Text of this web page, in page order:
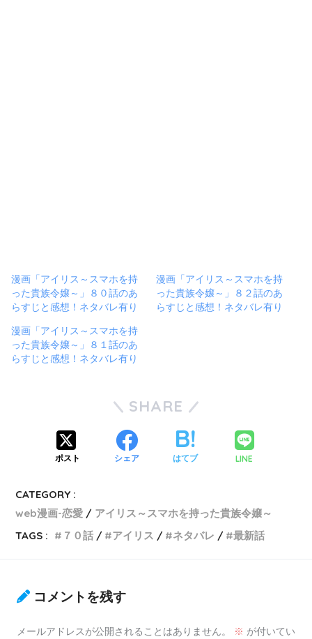
漫画「アイリス～スマホを持
った貴族令嬢～」８０話のあ
らすじと感想！ネタバレ有り
漫画「アイリス～スマホを持
った貴族令嬢～」８２話のあ
らすじと感想！ネタバレ有り
漫画「アイリス～スマホを持
った貴族令嬢～」８１話のあ
らすじと感想！ネタバレ有り
SHARE
ポスト シェア はてブ LINE
CATEGORY :
web漫画-恋愛
アイリス～スマホを持った貴族令嬢～
TAGS :
７０話 アイリス ネタバレ 最新話
コメントを残す
メールアドレスが公開されることはありません。 ※ が付いてい